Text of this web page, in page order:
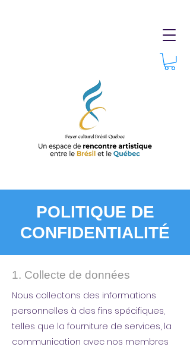
POLITIQUE DE
CONFIDENTIALITÉ
1. Collecte de données
Nous collectons des informations
personnelles à des fins spécifiques,
telles que la fourniture de services, la
communication avec nos membres